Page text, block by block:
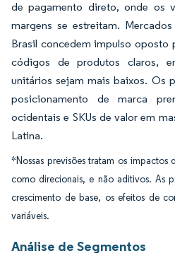
de pagamento direto, onde os
margens se estreitam.
Brasil concedem impulso oposto
códigos de produtos claros,
unitários sejam mais baixos. Os
posicionamento de marca
ocidentais e SKUs de valor em
Latina.
*Nossas previsões tratam os impactos
como direcionais, e não aditivos. As
crescimento de base, os efeitos de
variáveis.
Análise de Segmentos